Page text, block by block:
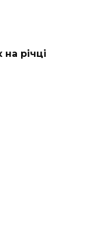
річці